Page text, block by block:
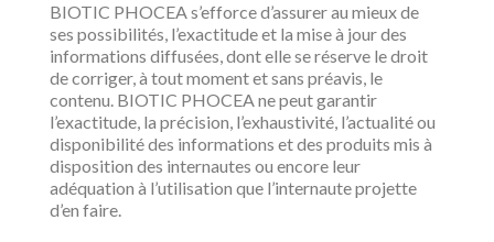
BIOTIC PHOCEA s’efforce d’assurer au mieux de
ses possibilités, l’exactitude et la mise à jour des
informations diffusées, dont elle se réserve le droit
de corriger, à tout moment et sans préavis, le
contenu. BIOTIC PHOCEA ne peut garantir
l’exactitude, la précision, l’exhaustivité, l’actualité ou
disponibilité des informations et des produits mis à
disposition des internautes ou encore leur
adéquation à l’utilisation que l’internaute projette
d’en faire.